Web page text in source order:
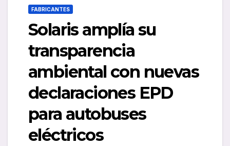
FABRICANTES
Solaris amplía su
transparencia
ambiental con nuevas
declaraciones EPD
para autobuses
eléctricos